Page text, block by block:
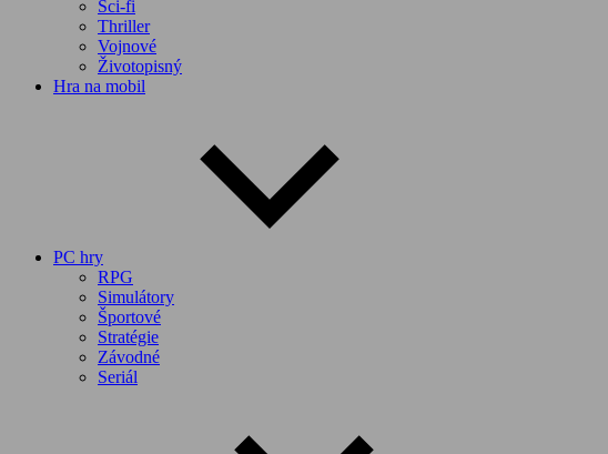
Sci-fi
Thriller
Vojnové
Životopisný
Hra na mobil
PC hry
RPG
Simulátory
Športové
Stratégie
Závodné
Seriál